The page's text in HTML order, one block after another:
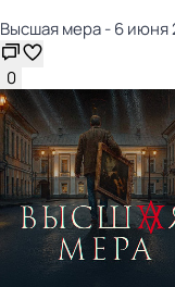
Высшая мера - 6 июня
0